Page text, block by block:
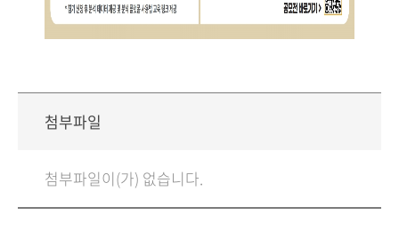
첨부파일
첨부파일이(가) 없습니다.